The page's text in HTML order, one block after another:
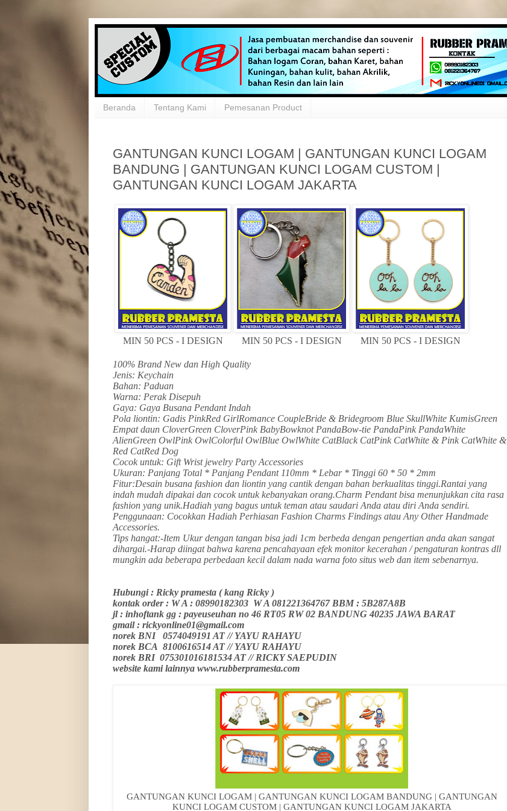
Beranda Tentang Kami Pemesanan Product
GANTUNGAN KUNCI LOGAM | GANTUNGAN KUNCI LOGAM
BANDUNG | GANTUNGAN KUNCI LOGAM CUSTOM |
GANTUNGAN KUNCI LOGAM JAKARTA
MIN 50 PCS - I DESIGN MIN 50 PCS - I DESIGN MIN 50 PCS - I DESIGN
100% Brand New dan High Quality
Jenis: Keychain
Bahan: Paduan
Warna: Perak Disepuh
Gaya: Gaya Busana Pendant Indah
Pola liontin: Gadis PinkRed GirlRomance CoupleBride & Bridegroom Blue SkullWhite KumisGreen
Empat daun CloverGreen CloverPink BabyBowknot PandaBow-tie PandaPink PandaWhite
AlienGreen OwlPink OwlColorful OwlBlue OwlWhite CatBlack CatPink CatWhite & Pink CatWhite &
Red CatRed Dog
Cocok untuk: Gift Wrist jewelry Party Accessories
Ukuran: Panjang Total * Panjang Pendant 110mm * Lebar * Tinggi 60 * 50 * 2mm
Fitur:Desain busana fashion dan liontin yang cantik dengan bahan berkualitas tinggi.Rantai yang
indah mudah dipakai dan cocok untuk kebanyakan orang.Charm Pendant bisa menunjukkan cita rasa
fashion yang unik.Hadiah yang bagus untuk teman atau saudari Anda atau diri Anda sendiri.
Penggunaan: Cocokkan Hadiah Perhiasan Fashion Charms Findings atau Any Other Handmade
Accessories.
Tips hangat:-Item Ukur dengan tangan bisa jadi 1cm berbeda dengan pengertian anda akan sangat
dihargai.-Harap diingat bahwa karena pencahayaan efek monitor kecerahan / pengaturan kontras dll
mungkin ada beberapa perbedaan kecil dalam nada warna foto situs web dan item sebenarnya.
Hubungi : Ricky pramesta ( kang Ricky )
kontak order : W A : 08990182303 W A 081221364767 BBM : 5B287A8B
jl : inhoftank gg : payeuseuhan no 46 RT05 RW 02 BANDUNG 40235 JAWA BARAT
gmail : rickyonline01@gmail.com
norek BNI 0574049191 AT // YAYU RAHAYU
norek BCA 8100616514 AT // YAYU RAHAYU
norek BRI 075301016181534 AT // RICKY SAEPUDIN
website kami lainnya www.rubberpramesta.com
GANTUNGAN KUNCI LOGAM | GANTUNGAN KUNCI LOGAM BANDUNG | GANTUNGAN
KUNCI LOGAM CUSTOM | GANTUNGAN KUNCI LOGAM JAKARTA